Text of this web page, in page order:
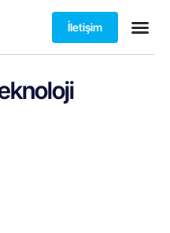
İletişim